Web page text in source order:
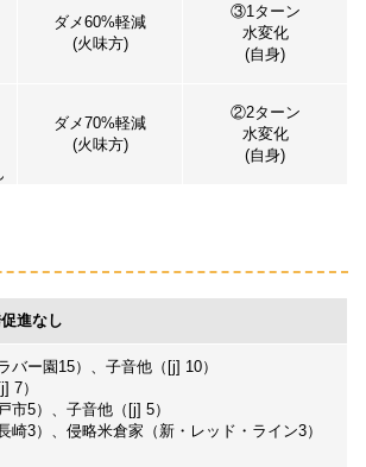
ダメ60%軽減
(火味方)
③1ターン
水変化
(自身)
ダメ70%軽減
(火味方)
②2ターン
水変化
(自身)
進なし
バー園15）、子音他（[j] 10）
7）
市5）、子音他（[j] 5）
崎3）、侵略米倉家（新・レッド・ライン3）